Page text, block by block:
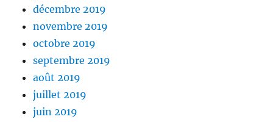
décembre 2019
novembre 2019
octobre 2019
septembre 2019
août 2019
juillet 2019
juin 2019